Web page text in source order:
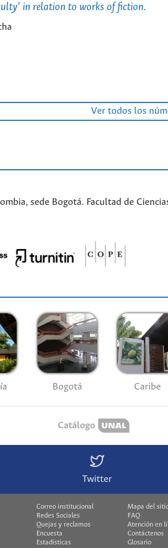
in relation to works of fiction.
Ver todos los
sede Bogotá. Facultad de
Bogotá Caribe
Catálogo
Twitter
Correo institucional
Mapa del
Redes Sociales
FAQ
Quejas y reclamos
Atención en
Encuesta
Contáctenos
Estadísticas
Glosario